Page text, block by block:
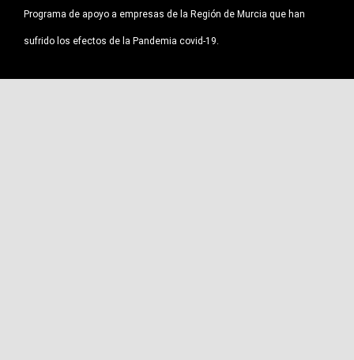
Programa de apoyo a empresas de la Región de Murcia que han
sufrido los efectos de la Pandemia covid-19.